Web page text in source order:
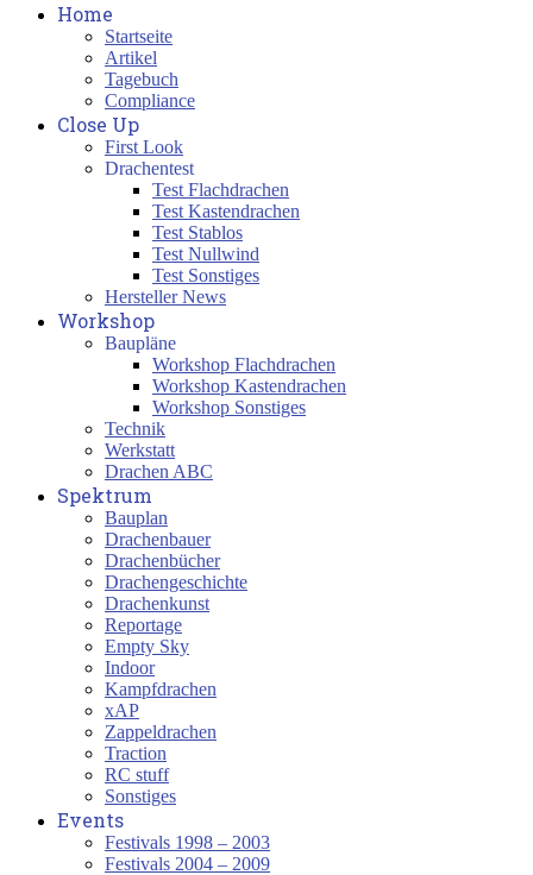
Home
Startseite
Artikel
Tagebuch
Compliance
Close Up
First Look
Drachentest
Test Flachdrachen
Test Kastendrachen
Test Stablos
Test Nullwind
Test Sonstiges
Hersteller News
Workshop
Baupläne
Workshop Flachdrachen
Workshop Kastendrachen
Workshop Sonstiges
Technik
Werkstatt
Drachen ABC
Spektrum
Bauplan
Drachenbauer
Drachenbücher
Drachengeschichte
Drachenkunst
Reportage
Empty Sky
Indoor
Kampfdrachen
xAP
Zappeldrachen
Traction
RC stuff
Sonstiges
Events
Festivals 1998 – 2003
Festivals 2004 – 2009